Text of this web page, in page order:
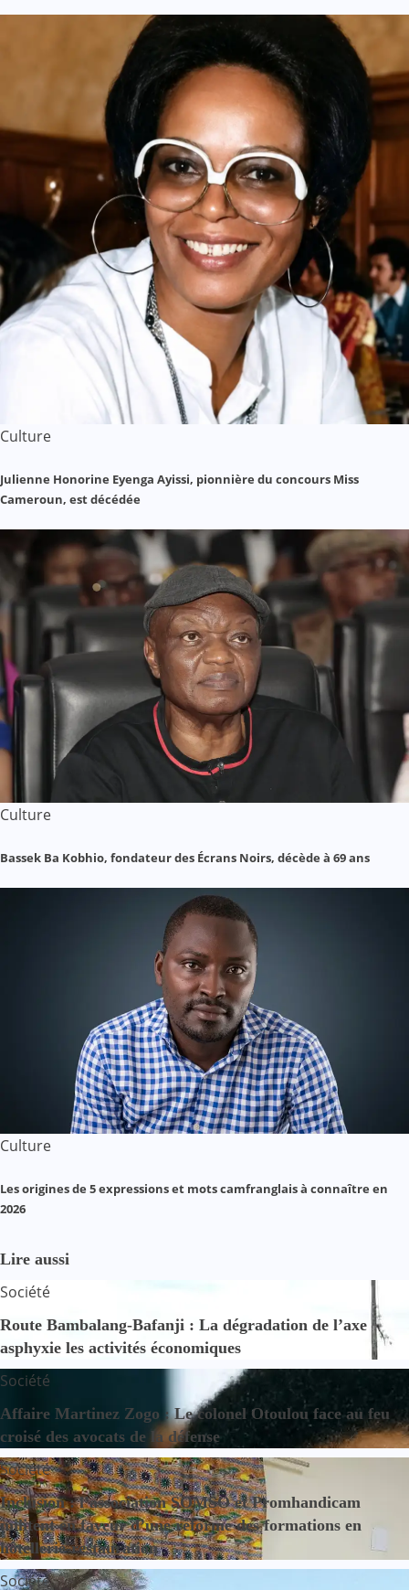
Culture
Julienne Honorine Eyenga Ayissi, pionnière du concours Miss
Cameroun, est décédée
Culture
Bassek Ba Kobhio, fondateur des Écrans Noirs, décède à 69 ans
Culture
Les origines de 5 expressions et mots camfranglais à connaître en
2026
Lire aussi
Société
Route Bambalang-Bafanji : La dégradation de l’axe
asphyxie les activités économiques
Société
Affaire Martinez Zogo : Le colonel Otoulou face au feu
croisé des avocats de la défense
Société
Inclusion : l’association SOMSO et Promhandicam
militent en faveur d’une réforme des formations en
hôtellerie-restauration
Société